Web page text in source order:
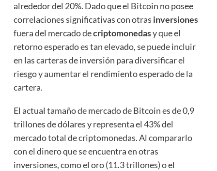
alrededor del 20%. Dado que el Bitcoin no posee
correlaciones significativas con otras inversiones
fuera del mercado decriptomonedasy que el
retorno esperado es tan elevado, se puede incluir
en las carteras de inversión para diversificar el
riesgo y aumentar el rendimiento esperado de la
cartera.
El actual tamaño de mercado de Bitcoin es de 0,9
trillones de dólares y representa el 43% del
mercado total de criptomonedas. Al compararlo
con el dinero que se encuentra en otras
inversiones, como el oro (11.3 trillones) o el